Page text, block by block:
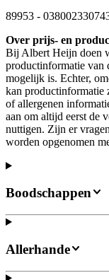
89953 -
Over prijs- en
Bij Albert Heijn doen
productinformatie van
mogelijk is. Echter,
kan productinformatie
of allergenen
aan om altijd eerst de
nuttigen. Zijn er
worden opgenomen
Boodschappen
Allerhande